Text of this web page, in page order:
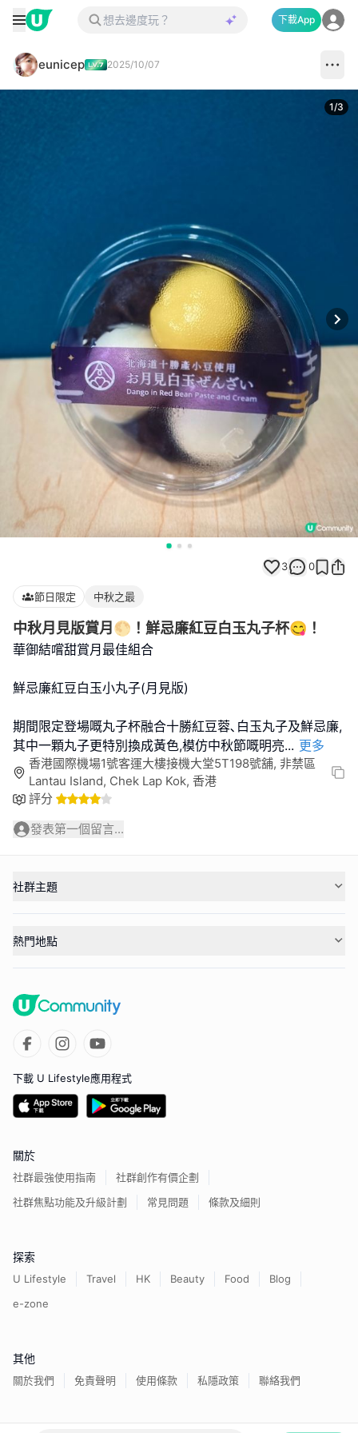
下載App
eunicep 2025/10/07
1/3
3 0
節日限定 中秋之最
中秋月見版賞月🌕！鮮忌廉紅豆白玉丸子杯😋！
華御結嚐甜賞月最佳組合
鮮忌廉紅豆白玉小丸子(月見版)
期間限定登場嘅丸子杯融合十勝紅豆蓉､白玉丸子及鮮忌廉,
其中一顆丸子更特別換成黃色,模仿中秋節嘅明亮... 更多
香港國際機場1號客運大樓接機大堂5T198號舖, 非禁區
Lantau Island, Chek Lap Kok, 香港
評分
發表第一個留言...
社群主題
熱門地點
下載 U Lifestyle應用程式
關於
社群最強使用指南
社群創作有價企劃
社群焦點功能及升級計劃
常見問題 條款及細則
探索
U Lifestyle Travel HK Beauty Food
Blog
e-zone
其他
關於我們 免責聲明 使用條款 私隱政策 聯絡我們